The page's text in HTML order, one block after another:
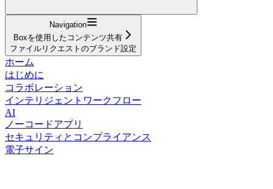
Navigation
Boxを使用したコンテンツ共有
ファイルリクエストのブランド設定
ホーム
はじめに
コラボレーション
インテリジェントワークフロー
AI
ノーコードアプリ
セキュリティとコンプライアンス
電子サイン